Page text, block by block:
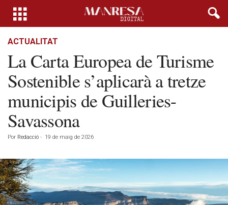
ACTUALITAT
La Carta Europea de Turisme
Sostenible s’aplicarà a tretze
municipis de Guilleries-
Savassona
Por Redacció - 19 de maig de 2026